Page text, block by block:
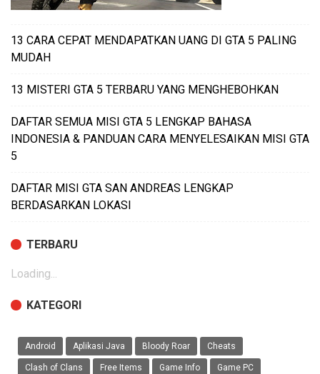
13 CARA CEPAT MENDAPATKAN UANG DI GTA 5 PALING
MUDAH
13 MISTERI GTA 5 TERBARU YANG MENGHEBOHKAN
DAFTAR SEMUA MISI GTA 5 LENGKAP BAHASA
INDONESIA & PANDUAN CARA MENYELESAIKAN MISI GTA
5
DAFTAR MISI GTA SAN ANDREAS LENGKAP
BERDASARKAN LOKASI
TERBARU
Loading...
KATEGORI
Android Aplikasi Java Bloody Roar Cheats
Clash of Clans Free Items Game Info Game PC